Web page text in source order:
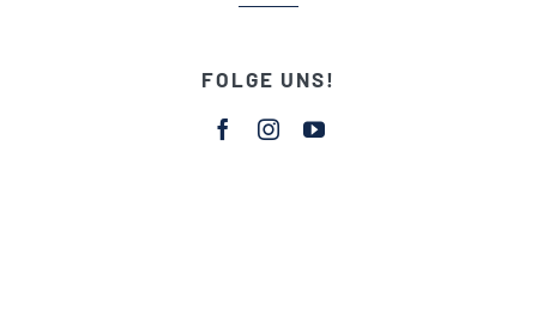
FOLGE UNS!